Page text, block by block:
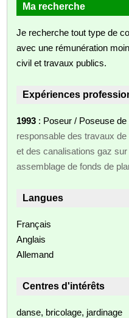
Ma recherche
Je recherche tout type de
avec une rémunération
civil et travaux publics.
Expériences
1993 : Poseur / Poseuse
responsable des travaux
et des canalisations gaz
assemblage de fonds de
Langues
Français
Anglais
Allemand
Centres d'intérêts
danse, bricolage, jardinage